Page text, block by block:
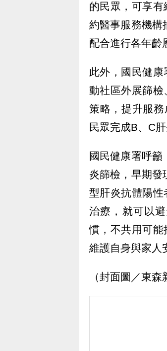
的民眾，可享
約醫事服務機構
配合進行各年齡
此外，國民健
動社區外展篩
策略，提升服
民眾完成B、C
國民健康署呼
炎篩檢，早期發
型肝炎抗體陽
治療，就可以
慣，不共用可能
維護自身與家人
（封面圖／東森